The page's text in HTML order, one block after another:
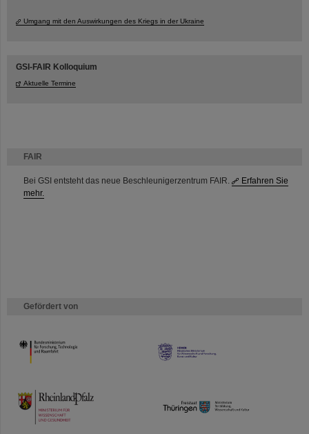
FAIR
Bei GSI entsteht das neue Beschleunigerzentrum FAIR.
Erfahren Sie
mehr.
Gefördert von
HMWK
TMWWDG
Umgang mit den Auswirkungen des Kriegs in der Ukraine
GSI-FAIR Kolloquium
Aktuelle Termine